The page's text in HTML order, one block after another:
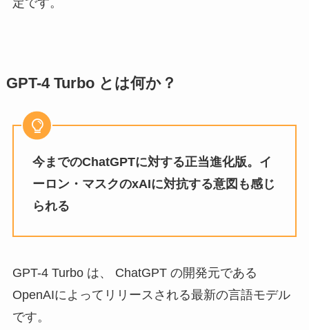
定です。
GPT-4 Turbo とは何か？
今までのChatGPTに対する正当進化版。イ
ーロン・マスクのxAIに対抗する意図も感じ
られる
GPT-4 Turbo は、 ChatGPT の開発元である
OpenAIによってリリースされる最新の言語モデル
です。